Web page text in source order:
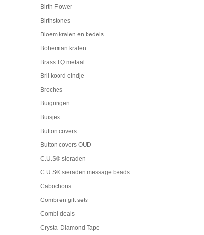
Birth Flower
Birthstones
Bloem kralen en bedels
Bohemian kralen
Brass TQ metaal
Bril koord eindje
Broches
Buigringen
Buisjes
Button covers
Button covers OUD
C.U.S® sieraden
C.U.S® sieraden message beads
Cabochons
Combi en gift sets
Combi-deals
Crystal Diamond Tape